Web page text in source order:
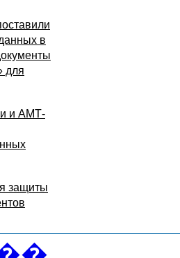
в
для
и АМТ-
защиты